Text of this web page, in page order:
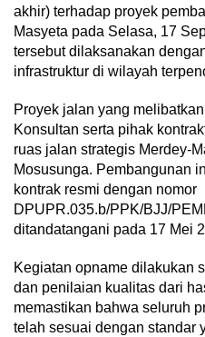
akhir) terhadap proyek
Masyeta pada Selasa, 17
tersebut dilaksanakan
infrastruktur di wilayah
Proyek jalan yang
Konsultan serta pihak
ruas jalan strategis Merdey-
Mosusunga. Pembangunan
kontrak resmi dengan nomor
DPUPR.035.b/PPK/BJJ/
ditandatangani pada 17 Mei
Kegiatan opname dilakukan
dan penilaian kualitas dari
memastikan bahwa seluruh
telah sesuai dengan standar